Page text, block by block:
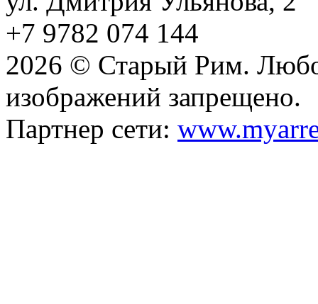
+7 9782 074 144
2026 © Старый Рим.
изображений запрещено.
Партнер сети: